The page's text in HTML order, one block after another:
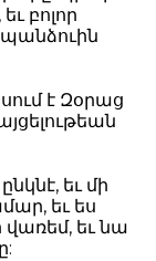
բոլոր
է Զօրաց
եւ մի
եւ ես
եւ նա